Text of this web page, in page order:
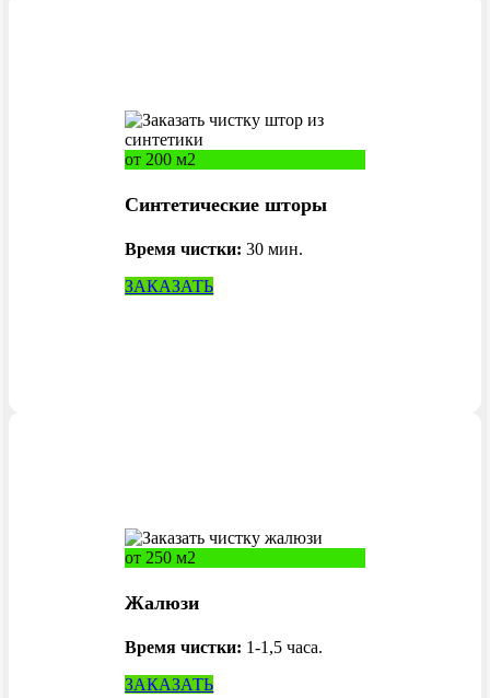
Ж
Железногорск Краснодарский край
И
Казань
Калуга
Курган
Красногорск
Красноярск
Коломна МО
Королев МО
от 200 м2
Синтетические шторы
Время чистки: 30 мин.
ЗАКАЗАТЬ
от 250 м2
Жалюзи
Время чистки: 1-1,5 часа.
ЗАКАЗАТЬ